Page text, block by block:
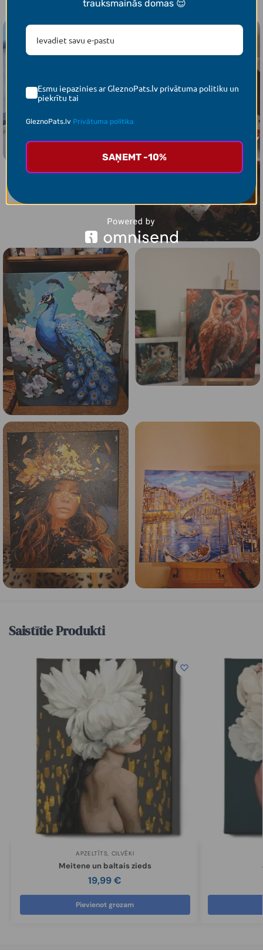
Saistītie Produkti
APZELTĪTS, CILVĒKI
Meitene un baltais zieds
19,99€
Pievienot grozam
trauksmainās domas 😌
Esmu iepazinies ar GleznoPats.lv privātuma politiku un
piekrītu tai
GleznoPats.lv Privātuma politika
SAŅEMT -10%